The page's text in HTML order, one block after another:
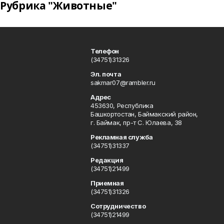
Рубрика "Животные"
Телефон
(34751)31326
Эл. почта
sakmar07@rambler.ru
Адрес
453630, Республика
Башкортостан, Баймакский район,
г. Баймак, пр-т С. Юлаева, 38
Рекламная служба
(34751)31337
Редакция
(34751)21499
Приемная
(34751)31326
Сотрудничество
(34751)21499